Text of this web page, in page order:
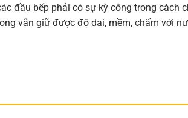
đầu bếp phải có sự kỳ công trong cách
vẫn giữ được độ dai, mềm, chấm với